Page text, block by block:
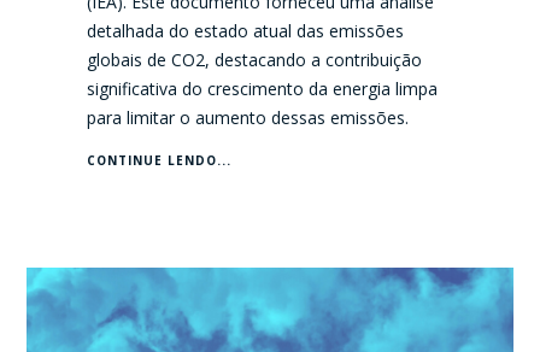
detalhada do estado atual das emissões
globais de CO2, destacando a contribuição
significativa do crescimento da energia limpa
para limitar o aumento dessas emissões.
CONTINUE LENDO...